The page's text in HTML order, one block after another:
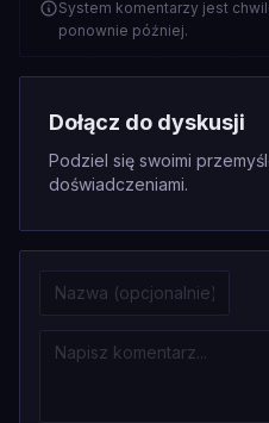
System komentarzy jest
ponownie później.
Dołącz do dyskusji
Podziel się swoimi
doświadczeniami.